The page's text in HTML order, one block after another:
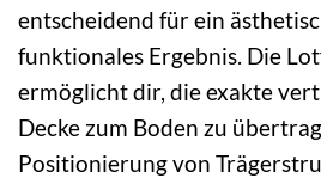
entscheidend für ein
funktionales Ergebnis. Die
ermöglicht dir, die exakte
Decke zum Boden zu
Positionierung von